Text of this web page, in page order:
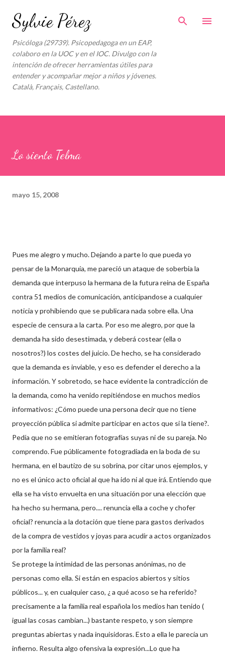
Sylvie Pérez
Psicóloga (29739). Psicopedagoga en un EAP,
colaboro en la UOC y en el IOC. Divulgo con la
intención de ofrecer herramientas útiles para
entender y acompañar mejor a niños y jóvenes.
Català, Français, Castellano.
Lo siento Telma
mayo 15, 2008
Pues me alegro y mucho. Dejando a parte lo que pueda yo
pensar de la Monarquía, me pareció un ataque de soberbia la
demanda que interpuso la hermana de la futura reina de España
contra 51 medios de comunicación, anticipandosea cualquier
noticia y prohibiendo que se publicara nada sobre ella. Una
especie de censura a la carta. Por eso me alegro, por que la
demanda ha sido desestimada, y deberá costear (ella o
nosotros?) los costes del juicio. De hecho, se ha considerado
que la demanda es inviable, y eso es defender el derecho a la
información. Y sobretodo, se hace evidente la contradicción de
la demanda, como ha venido repitiéndose en muchos medios
informativos: ¿Cómo puede una persona decir que no tiene
proyección pública si admite participar en actos que si la tiene?.
Pedía que no se emitieran fotografías suyas ni de su pareja. No
comprendo. Fue públicamentefotogradiada en la boda de su
hermana, en el bautizo de su sobrina, por citar unos ejemplos, y
no es el único acto oficial al que ha ido ni al que irá. Entiendo que
ella se ha visto envuelta en una situación por una elección que
ha hecho su hermana, pero.... renuncia ella a coche y chofer
oficial? renuncia a la dotación que tiene para gastos derivados
de la compra de vestidos y joyas para acudir a actos organizados
por la familia real?
Se protege la intimidad de las personas anónimas, no de
personas como ella. Siestán en espacios abiertos y sitios
públicos... y, en cualquier caso, ¿ a qué acoso se ha referido?
precisamente a la familia real española los medios han tenido (
igual las cosas cambian...) bastante respeto, y son siempre
preguntas abiertas y nada inquisidoras. Esto a ella leparecía un
infierno. Resulta algo ofensiva la expresión...Lo que ha